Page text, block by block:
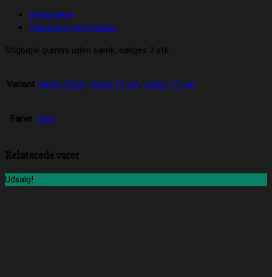
Beskrivelse
Yderligere information
Stigbøjle gummi uden sænk, sælges 2 stk.
Variant Dame 12cm, Herre 13 cm, Junior 11 cm
Farve Sort
Relaterede varer
Udsalg!